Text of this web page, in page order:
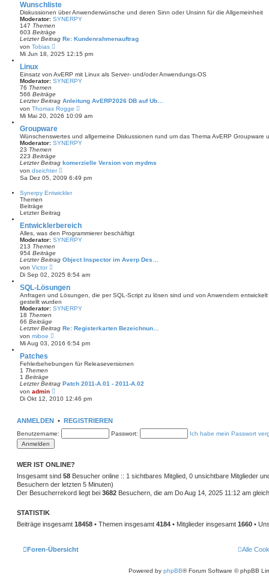
a
gt
e
B
e
t
g
Wunschliste
Diskussionen über Anwenderwünsche und deren Sinn oder Unsinn für die Allgemeinheit
Moderator: SYNERPY
147 Themen
603 Beiträge
Letzter Beitrag Re: Kundenrahmenauftrag
von Tobias
e
u
s
t
e
B
e
t
a
g
Mi Jun 18, 2025 12:15 pm
Linux
Einsatz von AvERP mit Linux als Server- und/oder Anwendungs-OS
Moderator: SYNERPY
76 Themen
566 Beiträge
Letzter Beitrag Anleitung AvERP2026 DB auf Ub…
von Thomas Rogge
e
u
s
t
e
e
t
Mi Mai 20, 2026 10:09 am
Groupware
Wünschenswertes und allgemeine Diskussionen rund um das Thema AvERP Groupware
Moderator: SYNERPY
23 Themen
223 Beiträge
Letzter Beitrag komerzielle Version von mydms
von dseichter
e
u
s
e
i
t
g
Sa Dez 05, 2009 6:49 pm
Synerpy Entwickler
Themen
Beiträge
Letzter Beitrag
Entwicklerbereich
Alles, was den Programmierer beschäftigt
Moderator: SYNERPY
213 Themen
954 Beiträge
Letzter Beitrag Object Inspector im Averp Des…
von Victor
e
u
e
s
t
e
r
i
t
r
Di Sep 02, 2025 8:54 am
SQL-Lösungen
Anfragen und Lösungen, die per SQL-Script zu lösen sind und von Anwendern
gestellt wurden
Moderator: SYNERPY
18 Themen
66 Beiträge
Letzter Beitrag Re: Registerkarten Bezeichnun…
von miboe
e
u
t
B
e
i
a
Mi Aug 03, 2016 6:54 pm
Patches
Fehlerbehebungen für Releaseversionen
1 Themen
1 Beiträge
Letzter Beitrag Patch 2011-A.01 - 2011-A.02
von admin
e
u
r
t
r
a
g
Di Okt 12, 2010 12:46 pm
ANMELDEN • REGISTRIEREN
Benutzername: Passwort: Ich habe mein Passwort
WER IST ONLINE?
Insgesamt sind 58 Besucher online :: 1 sichtbares Mitglied, 0 unsichtbare Mitglieder
Besuchern der letzten 5 Minuten)
Der Besucherrekord liegt bei 3682 Besuchern, die am Do Aug 14, 2025 11:12 am
STATISTIK
Beiträge insgesamt 18458 • Themen insgesamt 4184 • Mitglieder insgesamt 1660 •
Foren-Übersicht Alle
Powered by phpBB® Forum Software © phpBB